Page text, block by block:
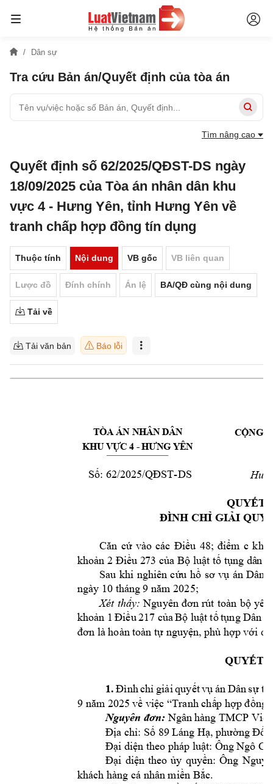
Dân sự
Tra cứu Bản án/Quyết định của tòa án
Tìm nâng cao
Quyết định số 62/2025/QĐST-DS ngày
18/09/2025 của Tòa án nhân dân khu
vực 4 - Hưng Yên, tỉnh Hưng Yên về
tranh chấp hợp đồng tín dụng
Thuộc tính Nội dung VB gốc VB liên quan
Lược đồ Đính chính Án lệ BA/QĐ cùng nội dung
Tải về
Tải văn bản Báo lỗi
TÒA ÁN NHÂN DÂN
KHU VỰC 4 - HƯNG YÊN
Số: 62/2025/QĐST-DS
CỘNG
QUYẾT
ĐÌNH CHỈ GIẢI QUY
Căn cứ vào các Điều 48; điểm c kho
khoản 2 Điều 273 của Bộ luật tố tụng dân s
Sau khi nghiên cứu hồ sơ vụ án Dân
ngày 10 tháng 9 năm 2025;
Xét thấy: Nguyên đơn rút toàn bộ yêu
khoản 1 Điều 217 của Bộ luật tố tụng Dân
đơn là hoàn toàn tự nguyện, phù hợp với q
QUYẾT
1.Đình chỉ giải quyết vụ án Dân sự
9 năm 2025 về việc “Tranh chấp hợp đồng
Nguyên đơn: Ngân hàng TMCP Việ
Địa chỉ: Số 89 Láng Hạ, phường
Đại diện theo pháp luật: Ông Ngô
Đại diện theo ủy quyền: Ông
khách hàng cá nhân miền Bắc.